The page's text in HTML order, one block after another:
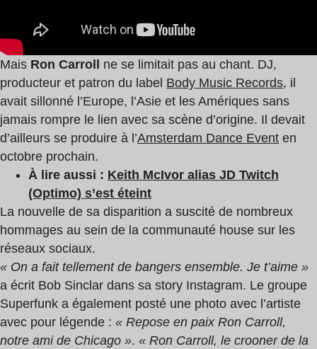
Mais Ron Carroll
ne se limitait pas au chant. DJ,
producteur et patron du label Body Music Records, il
avait sillonné l’Europe, l’Asie et les Amériques sans
jamais rompre le lien avec sa scène d’origine. Il devait
d’ailleurs se produire à l’Amsterdam Dance Event en
octobre prochain.
À lire aussi : Keith McIvor alias JD Twitch
(Optimo) s’est éteint
La nouvelle de sa disparition a suscité de nombreux
hommages au sein de la communauté house sur les
réseaux sociaux.
« On a fait tellement de bangers ensemble. Je t’aime »
a écrit Bob Sinclar dans sa story Instagram. Le groupe
Superfunk a également posté une photo avec l’artiste
avec pour légende : « Repose en paix Ron Carroll,
notre ami de Chicago ». « Ron Carroll, le crooner de la